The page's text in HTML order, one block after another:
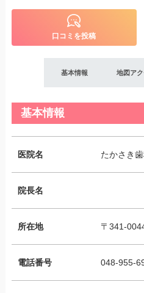
口コミを投稿
基本情報 地図ア
基本情報
医院名 たかさき
院長名
所在地 〒341-
電話番号 048-955-